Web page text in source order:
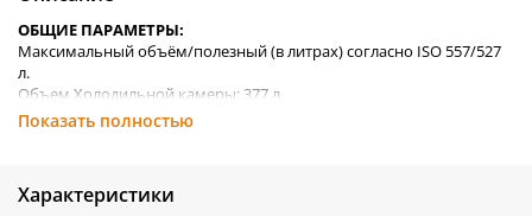
ОБЩИЕ ПАРАМЕТРЫ:
Максимальный объём/полезный (в литрах) согласно ISO 557/527
л.
Объем Холодильной камеры: 377 л
Объем Морозильной камеры: 150 л
- Регулировка температуры точно до 1°C.
Показать полностью
Характеристики